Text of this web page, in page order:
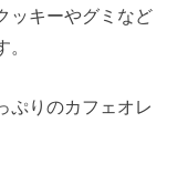
ッキーやグミなど
ぷりのカフェオレ